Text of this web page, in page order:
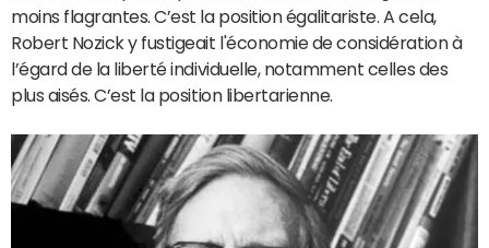
moins flagrantes. C’est la position égalitariste. A cela,
Robert Nozick y fustigeait l'économie de considération à
l’égard de la liberté individuelle, notamment celles des
plus aisés. C’est la position libertarienne.